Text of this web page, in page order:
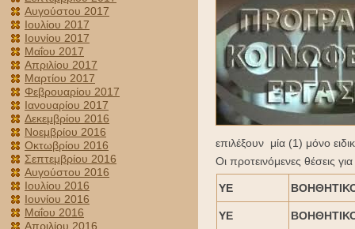
Αυγούστου 2017
Ιουλίου 2017
Ιουνίου 2017
Μαΐου 2017
Απριλίου 2017
Μαρτίου 2017
Φεβρουαρίου 2017
Ιανουαρίου 2017
Δεκεμβρίου 2016
Νοεμβρίου 2016
Οκτωβρίου 2016
Σεπτεμβρίου 2016
Αυγούστου 2016
Ιουλίου 2016
Ιουνίου 2016
Μαΐου 2016
Απριλίου 2016
επιλέξουν μία (1) μόνο
Οι προτεινόμενες θέσεις
ΥΕ
ΥΕ